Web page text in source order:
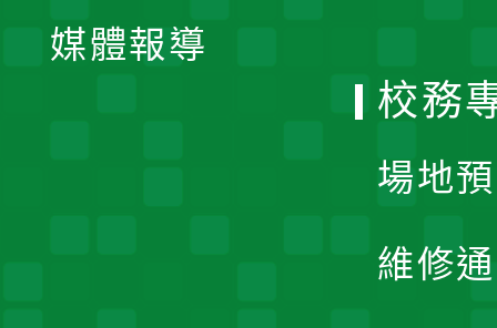
媒體報導
校務
場地
維修